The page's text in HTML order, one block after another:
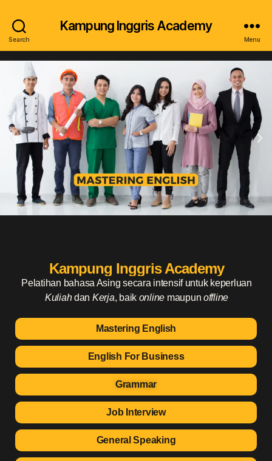
Search
Kampung Inggris Academy
Menu
Kampung Inggris Academy
Pelatihan bahasa Asing secara intensif untuk keperluan
Kuliahdan Kerja, baik online maupun offline
Mastering English
English For Business
Grammar
Job Interview
General Speaking